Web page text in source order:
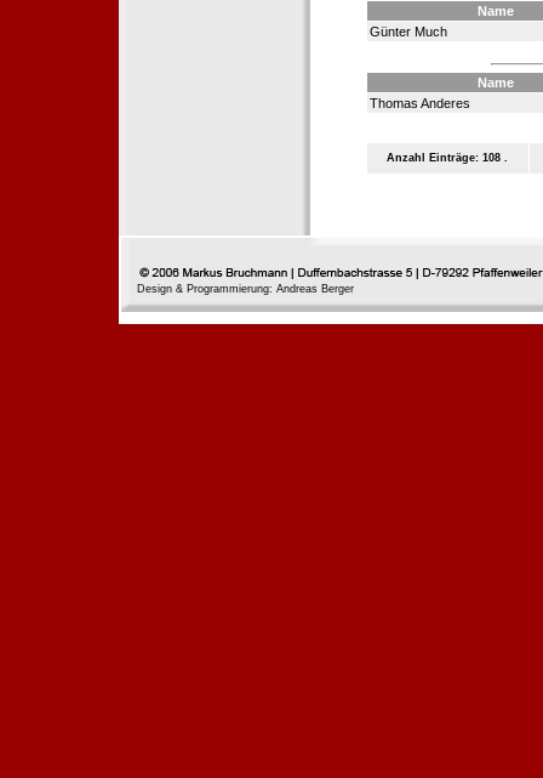
Name
Günter Much
Name
Thomas Anderes
Anzahl Einträge: 108 .
Design & Programmierung: Andreas Berger